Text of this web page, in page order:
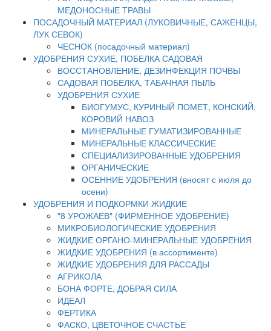
МЕДОНОСНЫЕ ТРАВЫ
ПОСАДОЧНЫЙ МАТЕРИАЛ (ЛУКОВИЧНЫЕ, САЖЕНЦЫ,
ЛУК СЕВОК)
ЧЕСНОК (посадочный материал)
УДОБРЕНИЯ СУХИЕ, ПОБЕЛКА САДОВАЯ
ВОССТАНОВЛЕНИЕ, ДЕЗИНФЕКЦИЯ ПОЧВЫ
САДОВАЯ ПОБЕЛКА, ТАБАЧНАЯ ПЫЛЬ
УДОБРЕНИЯ СУХИЕ
БИОГУМУС, КУРИНЫЙ ПОМЕТ, КОНСКИЙ,
КОРОВИЙ НАВОЗ
МИНЕРАЛЬНЫЕ ГУМАТИЗИРОВАННЫЕ
МИНЕРАЛЬНЫЕ КЛАССИЧЕСКИЕ
СПЕЦИАЛИЗИРОВАННЫЕ УДОБРЕНИЯ
ОРГАНИЧЕСКИЕ
ОСЕННИЕ УДОБРЕНИЯ (вносят с июля до
осени)
УДОБРЕНИЯ И ПОДКОРМКИ ЖИДКИЕ
"8 УРОЖАЕВ" (ФИРМЕННОЕ УДОБРЕНИЕ)
МИКРОБИОЛОГИЧЕСКИЕ УДОБРЕНИЯ
ЖИДКИЕ ОРГАНО-МИНЕРАЛЬНЫЕ УДОБРЕНИЯ
ЖИДКИЕ УДОБРЕНИЯ (в ассортименте)
ЖИДКИЕ УДОБРЕНИЯ ДЛЯ РАССАДЫ
АГРИКОЛА
БОНА ФОРТЕ, ДОБРАЯ СИЛА
ИДЕАЛ
ФЕРТИКА
ФАСКО, ЦВЕТОЧНОЕ СЧАСТЬЕ